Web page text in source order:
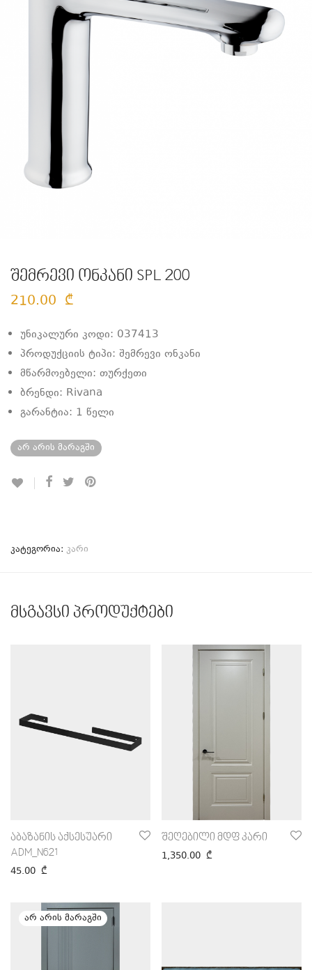
შემრევი ონკანი SPL 200
210.00 ₾
უნიკალური კოდი: 037413
პროდუქციის ტიპი: შემრევი ონკანი
მწარმოებელი: თურქეთი
ბრენდი: Rivana
გარანტია: 1 წელი
არ არის მარაგში
კატეგორია: კარი
მსგავსი პროდუქტები
აბაზანის აქსესუარი
ADM_N621
45.00 ₾
შეღებილი მდფ კარი
1,350.00 ₾